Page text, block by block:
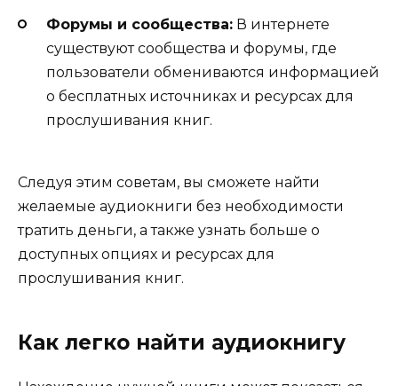
Форумы и сообщества: В интернете
существуют сообщества и форумы, где
пользователи обмениваются информацией
о бесплатных источниках и ресурсах для
прослушивания книг.
Следуя этим советам, вы сможете найти
желаемые аудиокниги без необходимости
тратить деньги, а также узнать больше о
доступных опциях и ресурсах для
прослушивания книг.
Как легко найти аудиокнигу